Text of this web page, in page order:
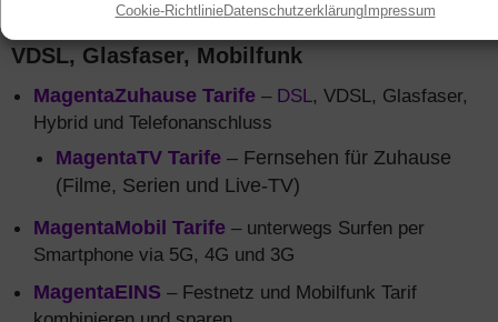
Cookie-RichtlinieDatenschutzerklärungImpressum
VDSL, Glasfaser, Mobilfunk
MagentaZuhause Tarife – DSL, VDSL, Glasfaser,
Hybrid und Telefonanschluss
MagentaTV Tarife – Fernsehen für Zuhause
(Filme, Serien und Live-TV)
MagentaMobil Tarife – unterwegs Surfen per
Smartphone via 5G, 4G und 3G
MagentaEINS – Festnetz und Mobilfunk Tarif